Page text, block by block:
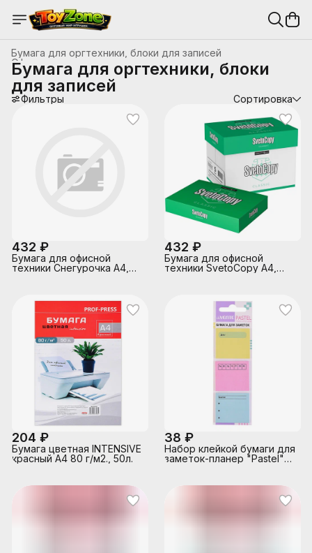
Бумага для оргтехники, блоки для записей
Офисные принадлежности
Канцтовары, школьные принадлежности
Главная ›
Бумага для оргтехники, блоки
для записей
Фильтры Сортировка
432 ₽
Бумага для офисной
техники Снегурочка А4,
432 ₽
Бумага для офисной
техники SvetoCopy А4,
204 ₽
Бумага цветная INTENSIVE
красный А4 80 г/м2., 50л.
38 ₽
Набор клейкой бумаги для
заметок-планер "Pastel"
3 дизайна, в картонном
блистере и пластиковом
пакете с европодвесом